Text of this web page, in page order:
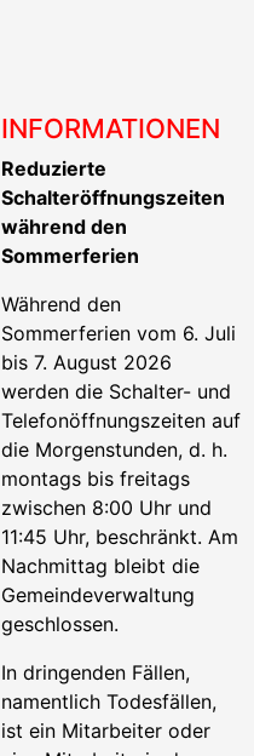
INFORMATIONEN
Reduzierte
Schalteröffnungszeiten
während den
Sommerferien
Während den
Sommerferien vom 6. Juli
bis 7. August 2026
werden die Schalter- und
Telefonöffnungszeiten auf
die Morgenstunden, d. h.
montags bis freitags
zwischen 8:00 Uhr und
11:45 Uhr, beschränkt. Am
Nachmittag bleibt die
Gemeindeverwaltung
geschlossen.
In dringenden Fällen,
namentlich Todesfällen,
ist ein Mitarbeiter oder